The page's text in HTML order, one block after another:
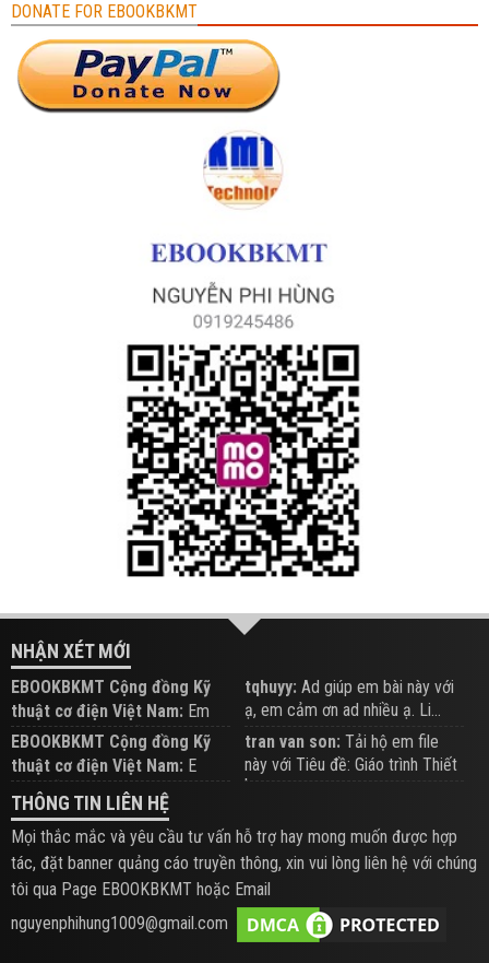
DONATE FOR EBOOKBKMT
NHẬN XÉT MỚI
EBOOKBKMT Cộng đồng Kỹ
thuật cơ điện Việt Nam: Em
đăng trên Group hỗ trợ nhé
tqhuyy: Ad giúp em bài này với
ạ, em cảm ơn ad nhiều ạ. Li...
EBOOKBKMT Cộng đồng Kỹ
thuật cơ điện Việt Nam: E
xem hỗ trợ trên Group
tran van son: Tải hộ em file
này với Tiêu đề: Giáo trình Thiết
b...
THÔNG TIN LIÊN HỆ
Mọi thắc mắc và yêu cầu tư vấn hỗ trợ hay mong muốn được hợp
tác, đặt banner quảng cáo truyền thông, xin vui lòng liên hệ với chúng
tôi qua Page EBOOKBKMT hoặc Email
nguyenphihung1009@gmail.com